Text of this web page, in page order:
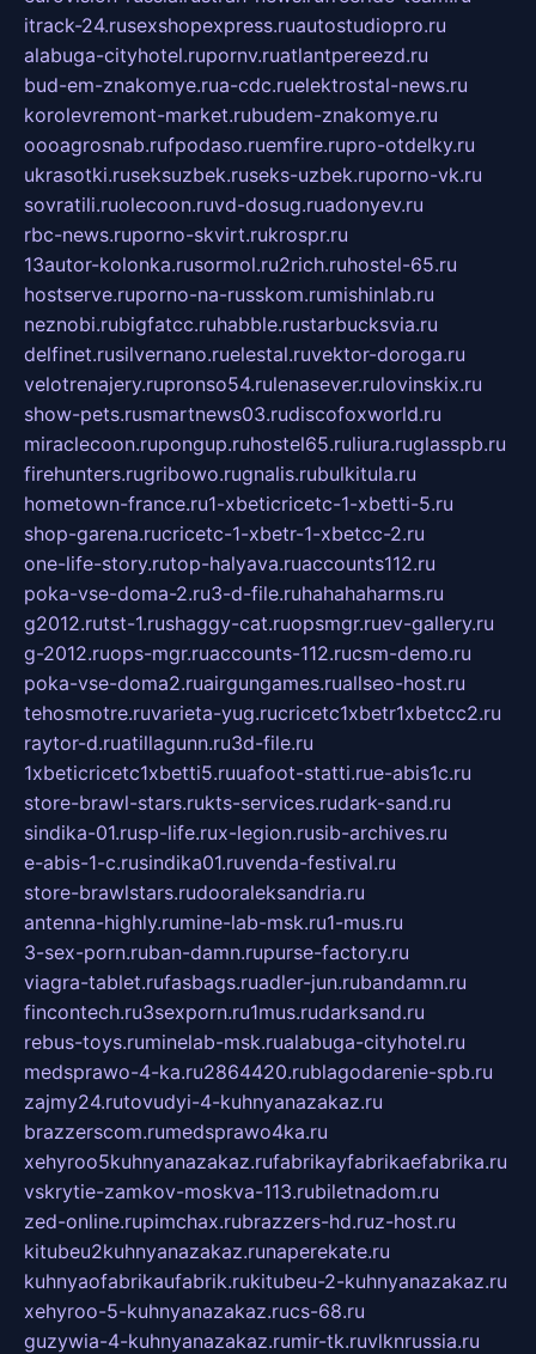
itrack-24.rusexshopexpress.ruautostudiopro.ru
alabuga-cityhotel.rupornv.ruatlantpereezd.ru
bud-em-znakomye.rua-cdc.ruelektrostal-news.ru
korolevremont-market.rubudem-znakomye.ru
oooagrosnab.rufpodaso.ruemfire.rupro-otdelky.ru
ukrasotki.ruseksuzbek.ruseks-uzbek.ruporno-vk.ru
sovratili.ruolecoon.ruvd-dosug.ruadonyev.ru
rbc-news.ruporno-skvirt.rukrospr.ru
13autor-kolonka.rusormol.ru2rich.ruhostel-65.ru
hostserve.ruporno-na-russkom.rumishinlab.ru
neznobi.rubigfatcc.ruhabble.rustarbucksvia.ru
delfinet.rusilvernano.ruelestal.ruvektor-doroga.ru
velotrenajery.rupronso54.rulenasever.rulovinskix.ru
show-pets.rusmartnews03.rudiscofoxworld.ru
miraclecoon.rupongup.ruhostel65.ruliura.ruglasspb.ru
firehunters.rugribowo.rugnalis.rubulkitula.ru
hometown-france.ru1-xbeticricetc-1-xbetti-5.ru
shop-garena.rucricetc-1-xbetr-1-xbetcc-2.ru
one-life-story.rutop-halyava.ruaccounts112.ru
poka-vse-doma-2.ru3-d-file.ruhahahaharms.ru
g2012.rutst-1.rushaggy-cat.ruopsmgr.ruev-gallery.ru
g-2012.ruops-mgr.ruaccounts-112.rucsm-demo.ru
poka-vse-doma2.ruairgungames.ruallseo-host.ru
tehosmotre.ruvarieta-yug.rucricetc1xbetr1xbetcc2.ru
raytor-d.ruatillagunn.ru3d-file.ru
1xbeticricetc1xbetti5.ruuafoot-statti.rue-abis1c.ru
store-brawl-stars.rukts-services.rudark-sand.ru
sindika-01.rusp-life.rux-legion.rusib-archives.ru
e-abis-1-c.rusindika01.ruvenda-festival.ru
store-brawlstars.rudooraleksandria.ru
antenna-highly.rumine-lab-msk.ru1-mus.ru
3-sex-porn.ruban-damn.rupurse-factory.ru
viagra-tablet.rufasbags.ruadler-jun.rubandamn.ru
fincontech.ru3sexporn.ru1mus.rudarksand.ru
rebus-toys.ruminelab-msk.rualabuga-cityhotel.ru
medsprawo-4-ka.ru2864420.rublagodarenie-spb.ru
zajmy24.rutovudyi-4-kuhnyanazakaz.ru
brazzerscom.rumedsprawo4ka.ru
xehyroo5kuhnyanazakaz.rufabrikayfabrikaefabrika.ru
vskrytie-zamkov-moskva-113.rubiletnadom.ru
zed-online.rupimchax.rubrazzers-hd.ruz-host.ru
kitubeu2kuhnyanazakaz.runaperekate.ru
kuhnyaofabrikaufabrik.rukitubeu-2-kuhnyanazakaz.ru
xehyroo-5-kuhnyanazakaz.rucs-68.ru
guzywia-4-kuhnyanazakaz.rumir-tk.ruvlknrussia.ru